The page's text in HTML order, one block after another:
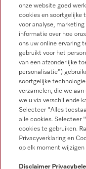
Disclaimer
Algemene voorwaarden
Privacybeleid
Gebruiksvoorwaarden
Toegankelijkheidsverklaring
Digital Services Act
Miele op Instagram
Miele opMiele
onze website goed
cookies en soortgelijke
voor analyse,
informatie over hoe
ons uw online ervaring
gebruikt voor het
van een afzonderlijke
personalisatie“)
soortgelijke
verzamelen, die we
we u via verschillende
Selecteer "Alles
alle cookies. Selecteer
cookies te gebruiken.
Privacyverklaring en
op elk moment
Disclaimer